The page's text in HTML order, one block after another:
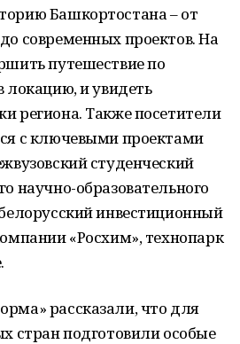
Башкортостана – от
современных проектов. На
путешествие по
локацию, и увидеть
региона. Также посетители
с ключевыми проектами
студенческий
научно-образовательного
инвестиционный
«Росхим», технопарк
рассказали, что для
стран подготовили особые